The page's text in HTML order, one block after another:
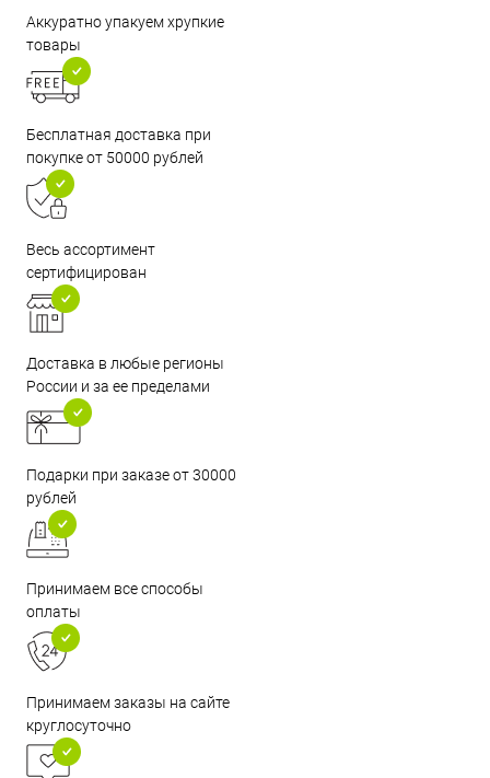
Аккуратно упакуем хрупкие
товары
Бесплатная доставка при
покупке от 50000 рублей
Весь ассортимент
сертифицирован
Доставка в любые регионы
России и за ее пределами
Подарки при заказе от 30000
рублей
Принимаем все способы
оплаты
Принимаем заказы на сайте
круглосуточно